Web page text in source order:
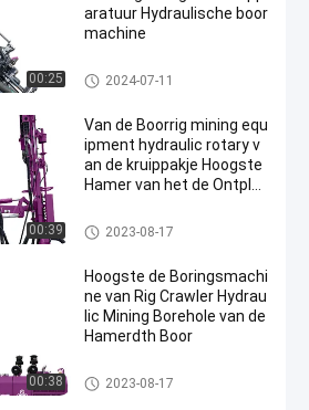
00:25
aratuur Hydraulische boor
machine
Top Hammer DTH-boorinstall
atie
2024-07-11
00:39
Van de Boorrig mining equ
ipment hydraulic rotary v
an de kruippakje Hoogste
Hamer van het de Ontplo
ine
Top Hammer DTH-boorinstall
atie
2023-08-17
00:38
Hoogste de Boringsmachi
ne van Rig Crawler Hydrau
lic Mining Borehole van de
Hamerdth Boor
Top Hammer DTH-boorinstall
atie
2023-08-17